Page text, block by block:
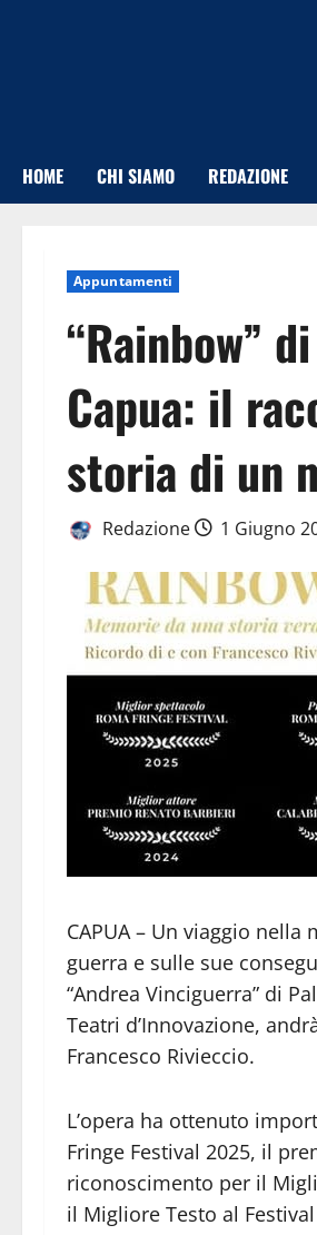
HOME CHI SIAMO REDAZIONE
Appuntamenti
“Rainbow”
Capua: il
storia di un
Redazione 1 Giugno
CAPUA – Un viaggio
guerra e sulle sue
“Andrea Vinciguerra” di
Teatri d’Innovazione,
Francesco Rivieccio.
L’opera ha ottenuto
Fringe Festival 2025, il
riconoscimento per il
il Migliore Testo al